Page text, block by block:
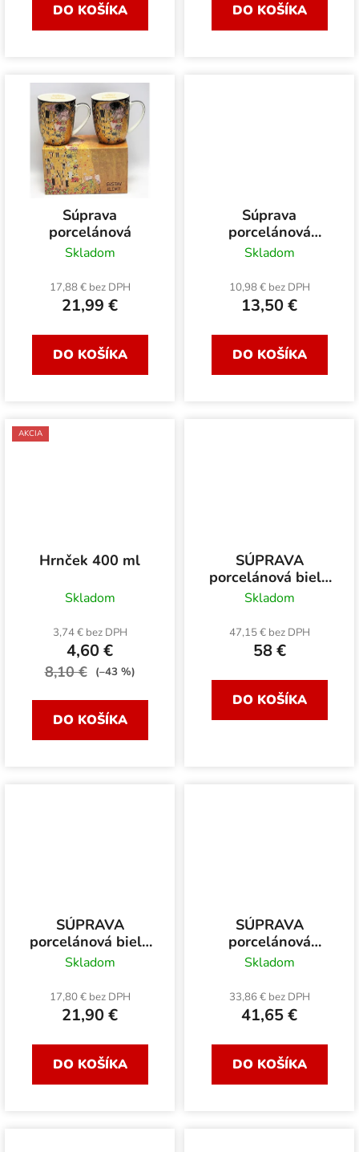
DO KOŠÍKA DO KOŠÍKA
Súprava
porcelánová
Skladom
17,88 € bez DPH
21,99 €
DO KOŠÍKA
Súprava
porcelánová
FOREST
Skladom
10,98 € bez DPH
13,50 €
DO KOŠÍKA
AKCIA
Hrnček 400 ml
Skladom
3,74 € bez DPH
4,60 €
8,10 € (–43 %)
DO KOŠÍKA
SÚPRAVA
porcelánová biela
6+6 230 ml
Skladom
47,15 € bez DPH
58 €
DO KOŠÍKA
SÚPRAVA
porcelánová biela
2+2 230 ml
Skladom
17,80 € bez DPH
21,90 €
DO KOŠÍKA
SÚPRAVA
porcelánová
KLIMT 2+2 250 ml
Skladom
33,86 € bez DPH
41,65 €
DO KOŠÍKA